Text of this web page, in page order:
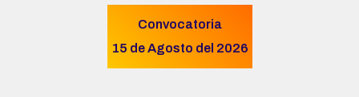
Convocatoria
15 de Agosto del 2026